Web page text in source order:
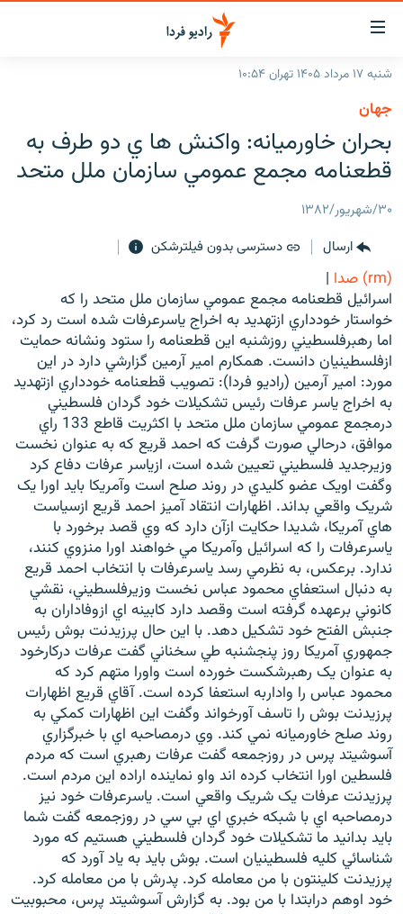
لینک‌های
قابلیت
دسترسی
بازگشت
منوی
اصلی
رفتن
صفحه
جستجو
ایران
جهان
برنامه‌های رادیویی
فرکانس‌ها
پادکست
چندرسانه‌ای
گزارش‌های تصویری
گزارش‌های ویدئویی
زنان فردا
English
به ما بپیوندید
زبان‌های دیگر
شنبه ۱۷ مرداد ۱۴۰۵ تهران ۱۰:۵۴
جهان
بحران خاورميانه: واكنش ها ي دو طرف به
قطعنامه مجمع عمومي سازمان ملل متحد
۳۰/شهریور/۱۳۸۲
ارسال
دسترسی بدون فیلترشکن
(rm) صدا
|
اسرائيل قطعنامه مجمع عمومي سازمان ملل متحد را که
خواستار خودداري ازتهديد به اخراج ياسرعرفات شده است رد کرد،
اما رهبرفلسطيني روزشنبه اين قطعنامه را ستود ونشانه حمايت
ازفلسطينيان دانست. همکارم امير آرمين گزارشي دارد در اين
مورد: امير آرمين (راديو فردا): تصويب قطعنامه خودداري ازتهديد
به اخراج ياسر عرفات رئيس تشکيلات خود گردان فلسطيني
درمجمع عمومي سازمان ملل متحد با اکثريت قاطع 133 راي
موافق، درحالي صورت گرفت که احمد قريع که به عنوان نخست
وزيرجديد فلسطيني تعيين شده است، ازياسر عرفات دفاع کرد
وگفت اويک عضو کليدي در روند صلح است وآمريکا بايد اورا يک
شريک واقعي بداند. اظهارات انتقاد آميز احمد قريع ازسياست
هاي آمريکا، شديدا حکايت ازآن دارد که وي قصد برخورد با
ياسرعرفات را که اسرائيل وآمريکا مي خواهند اورا منزوي کنند،
ندارد. برعکس، به نظرمي رسد ياسرعرفات با انتخاب احمد قريع
به دنبال استعفاي محمود عباس نخست وزيرفلسطيني، نقشي
کانوني برعهده گرفته است وقصد دارد کابينه اي ازوفاداران به
جنبش الفتح خود تشکيل دهد. با اين حال پرزيدنت بوش رئيس
جمهوري آمريکا روز پنجشنبه طي سخناني گفت عرفات درکارخود
به عنوان يک رهبرشکست خورده است واورا متهم کرد که
محمود عباس را واداربه استعفا کرده است. آقاي قريع اظهارات
پرزيدنت بوش را تاسف آورخواند وگفت اين اظهارات کمکي به
روند صلح خاورميانه نمي کند. وي درمصاحبه اي با خبرگزاري
آسوشيتد پرس در روزجمعه گفت عرفات رهبري است که مردم
فلسطين اورا انتخاب کرده اند واو نماينده اراده اين مردم است.
پرزيدنت عرفات يک شريک واقعي است. ياسرعرفات خود نيز
درمصاحبه اي با شبکه خبري اي بي سي در روزجمعه گفت شما
بايد بدانيد ما تشکيلات خود گردان فلسطيني هستيم که مورد
شناسائي کليه فلسطينيان است. بوش بايد به ياد آورد که
پرزيدنت کلينتون با من معامله کرد. پدرش با من معامله کرد.
خود اوهم درابتدا با من بود. به گزارش آسوشيتد پرس، محبوبيت